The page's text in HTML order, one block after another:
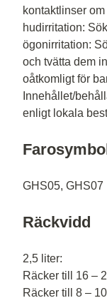
kontaktlinser
hudirritation:
ögonirritation:
och tvätta dem
oåtkomligt för
Innehållet/
enligt lokala
GHS05, GHS07
Räckvidd
2,5 liter:
Räcker till 16 –
Räcker till 8 –